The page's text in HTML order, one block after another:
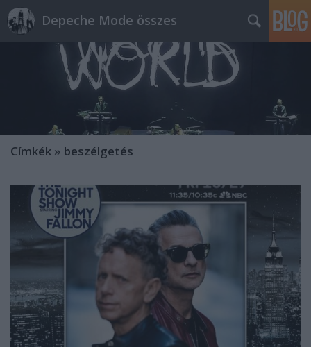
Depeche Mode összes
Címkék » beszélgetés